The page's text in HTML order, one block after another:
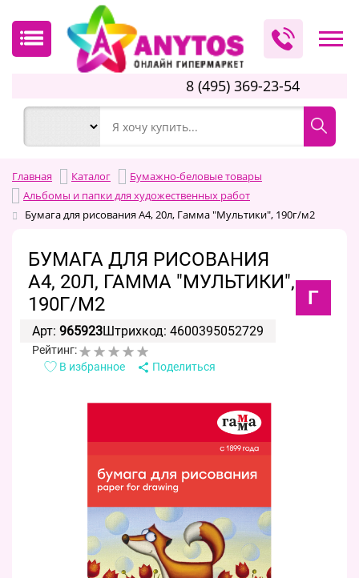
8 (495) 369-23-54
Главная Каталог
Бумажно-беловые товары
Альбомы и папки для художественных работ
Бумага для рисования А4, 20л, Гамма "Мультики", 190г/м2
БУМАГА ДЛЯ РИСОВАНИЯ
А4, 20Л, ГАММА "МУЛЬТИКИ",
190Г/М2
Г
Арт: 965923Штрихкод: 4600395052729
Рейтинг:
В избранное
Поделиться